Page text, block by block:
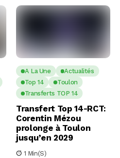
A La Une
Actualités
Top 14
Toulon
Transferts TOP 14
Transfert Top 14-RCT:
Corentin Mézou
prolonge à Toulon
jusqu’en 2029
1 Min(s)